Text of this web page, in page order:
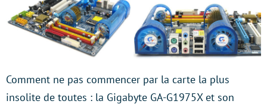
Comment ne pas commencer par la carte la plus
insolite de toutes : la Gigabyte GA-G1975X et son